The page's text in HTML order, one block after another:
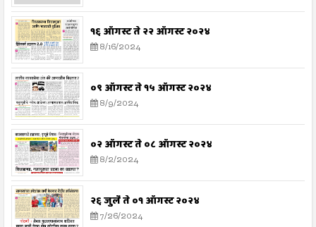
१६ ऑगस्ट ते २२ ऑगस्ट २०२४
8/16/2024
०९ ऑगस्ट ते १५ ऑगस्ट २०२४
8/9/2024
०२ ऑगस्ट ते ०८ ऑगस्ट २०२४
8/2/2024
२६ जुलै ते ०१ ऑगस्ट २०२४
7/26/2024